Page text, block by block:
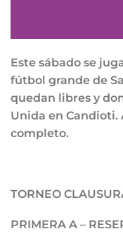
Este sábado se
fútbol grande de
quedan libres y
Unida en
completo.
TORNEO
PRIMERA A –